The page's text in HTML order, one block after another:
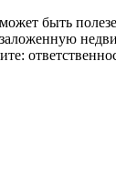
быть